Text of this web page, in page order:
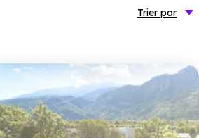
PTZ, TVA réduitedans certains cas,
bonnes performances
constructeur, etc.
Trier par